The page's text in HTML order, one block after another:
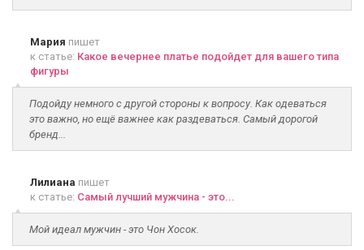
Мария пишет
к статье: Какое вечернее платье подойдет для вашего типа
фигуры
Подойду немного с другой стороны к вопросу. Как одеваться
это важно, но ещё важнее как раздеваться. Самый дорогой
бренд...
Лилиана пишет
к статье: Самый лучший мужчина - это...
Мой идеал мужчин - это Чон Хосок.